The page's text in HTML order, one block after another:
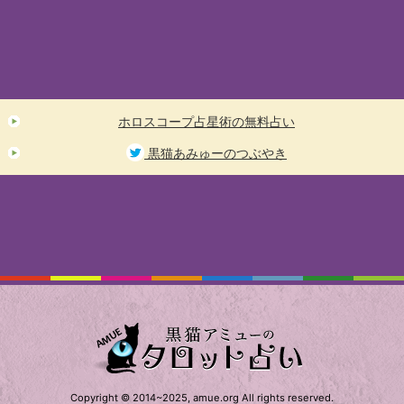
ホロスコープ占星術の無料占い
黒猫あみゅーのつぶやき
Copyright © 2014~2025, amue.org All rights reserved.